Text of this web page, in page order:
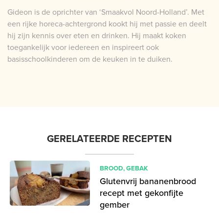
Gideon is de oprichter van ‘Smaakvol Noord-Holland’. Met
een rijke horeca-achtergrond kookt hij met passie en deelt
hij zijn kennis over eten en drinken. Hij maakt koken
toegankelijk voor iedereen en inspireert ook
basisschoolkinderen om de keuken in te duiken.
GERELATEERDE RECEPTEN
BROOD,GEBAK
Glutenvrij bananenbrood
recept met gekonfijte
gember